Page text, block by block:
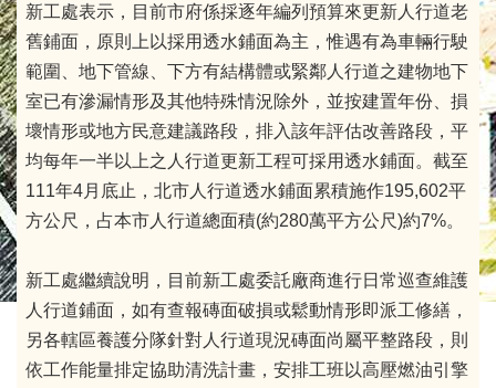
新工處表示，目前市府係採逐年編列預算來更新人行道老
舊鋪面，原則上以採用透水鋪面為主，惟遇有為車輛行駛
範圍、地下管線、下方有結構體或緊鄰人行道之建物地下
室已有滲漏情形及其他特殊情況除外，並按建置年份、損
壞情形或地方民意建議路段，排入該年評估改善路段，平
均每年一半以上之人行道更新工程可採用透水鋪面。截至
111年4月底止，北市人行道透水鋪面累積施作195,602平
方公尺，占本市人行道總面積(約280萬平方公尺)約7%。
新工處繼續說明，目前新工處委託廠商進行日常巡查維護
人行道鋪面，如有查報磚面破損或鬆動情形即派工修繕，
另各轄區養護分隊針對人行道現況磚面尚屬平整路段，則
依工作能量排定協助清洗計畫，安排工班以高壓燃油引擎